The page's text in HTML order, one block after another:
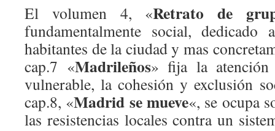
El volumen 4, «Retrato de
fundamentalmente social,
habitantes de la ciudad y mas
cap.7 «Madrileños» fija la atención
vulnerable, la cohesión y exclusión
cap.8, «Madrid se mueve«, se ocupa
las resistencias locales contra un